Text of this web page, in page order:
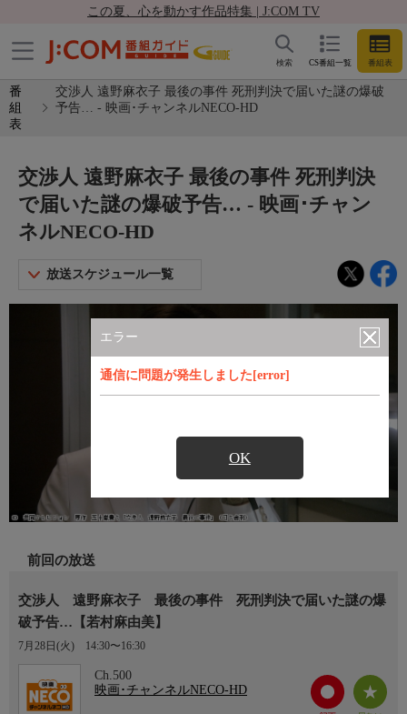
この夏、心を動かす作品特集 | J:COM TV
CS番組一覧 番組表
検索
番
組
表
交渉人 遠野麻衣子 最後の事件 死刑判決で届いた謎の爆破
予告… - 映画･チャンネルNECO-HD
エラー
通信に問題が発生しました[error]
OK
交渉人 遠野麻衣子 最後の事件 死刑判決
で届いた謎の爆破予告… - 映画･チャン
ネルNECO-HD
放送スケジュール一覧
前回の放送
交渉人 遠野麻衣子 最後の事件 死刑判決で届いた謎の爆
破予告…【若村麻由美】
7月28日(火) 14:30〜16:30
Ch.500
映画･チャンネルNECO-HD